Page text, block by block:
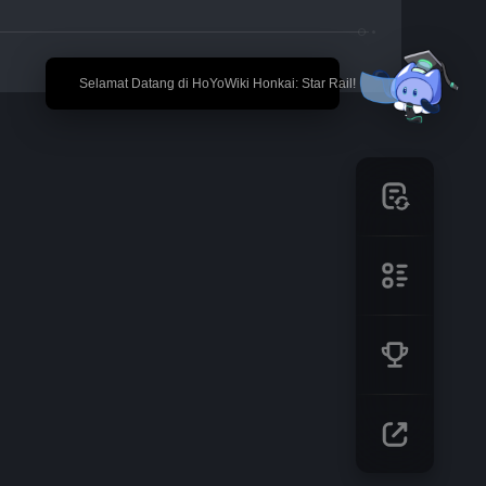
🎉 Selamat Datang di HoYoWiki Honkai: Star Rail!